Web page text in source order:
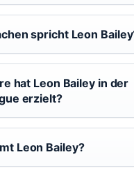
spricht Leon
hat Leon Bailey in der
erzielt?
Leon Bailey?